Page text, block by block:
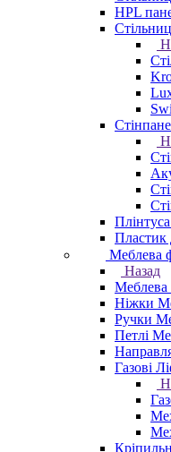
HPL
Пластик
Меблева
Назад
Меблева
Ніжки
Ручки
Петлі
Газові